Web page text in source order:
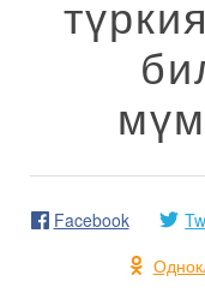
Facebook